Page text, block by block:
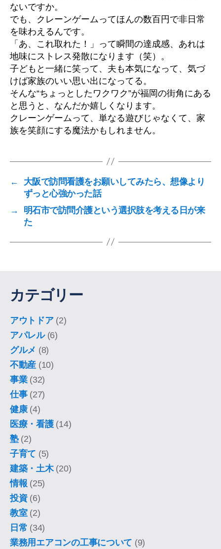
ないですか。
でも、クレーンゲームってほんの数百円で非日常
を味わえるんです。
「あ、これ取れた！」って瞬間の達成感、あれは
地味にストレス発散になります（笑）。
子どもと一緒に笑って、夫も本気になって、気づ
けば家族のいい思い出になってる。
そんな“ちょっとしたワクワク”が福岡の街角にある
と思うと、なんだか嬉しくなります。
クレーンゲームって、単なる遊びじゃなくて、家
族を笑顔にする魔法かもしれません。
←
大阪で訪問看護をお願いしてみたら、想像より
ずっと心強かった話
→
明石市で訪問介護という選択肢を考える日が来
た
カテゴリー
アウトドア(2)
アパレル(6)
グルメ (8)
不動産 (10)
事業(32)
仕事(27)
健康(4)
医療・看護(14)
塾(2)
子育て (5)
建築・土木(20)
情報 (25)
投資(6)
教室(2)
日常 (34)
業務用エアコンの工事について (9)